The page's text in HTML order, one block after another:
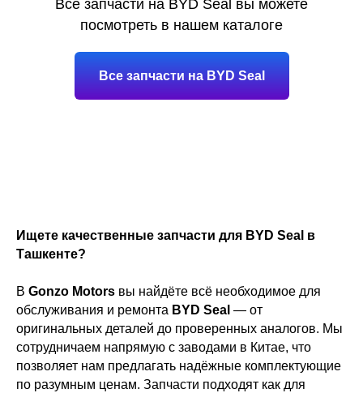
Все запчасти на BYD Seal вы можете
посмотреть в нашем каталоге
Все запчасти на BYD Seal
Ищете качественные запчасти для BYD Seal в
Ташкенте?
В Gonzo Motors вы найдёте всё необходимое для
обслуживания и ремонта BYD Seal — от
оригинальных деталей до проверенных аналогов. Мы
сотрудничаем напрямую с заводами в Китае, что
позволяет нам предлагать надёжные комплектующие
по разумным ценам. Запчасти подходят как для